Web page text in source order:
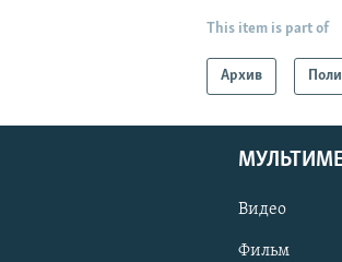
This item is part of
Архив
Видео
Фильм